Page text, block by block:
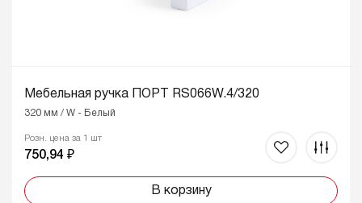
Мебельная ручка ПОРТ RS066W.4/320
320 мм / W - Белый
Розн. цена за 1 шт
750,94 ₽
В корзину